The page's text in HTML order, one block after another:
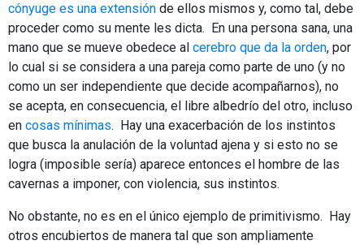
cónyuge es una extensión de ellos mismos y, como tal, debe
proceder como su mente les dicta. En una persona sana, una
mano que se mueve obedece al cerebro que da la orden, por
lo cual si se considera a una pareja como parte de uno (y no
como un ser independiente que decide acompañarnos), no
se acepta, en consecuencia, el libre albedrío del otro, incluso
en cosas mínimas. Hay una exacerbación de los instintos
que busca la anulación de la voluntad ajena y si esto no se
logra (imposible sería) aparece entonces el hombre de las
cavernas a imponer, con violencia, sus instintos.
No obstante, no es en el único ejemplo de primitivismo. Hay
otros encubiertos de manera tal que son ampliamente